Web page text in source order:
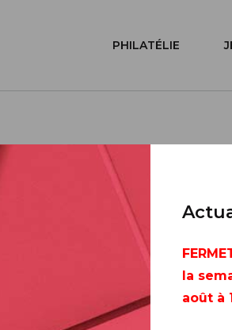
PHILATÉLIE
-
la
août à